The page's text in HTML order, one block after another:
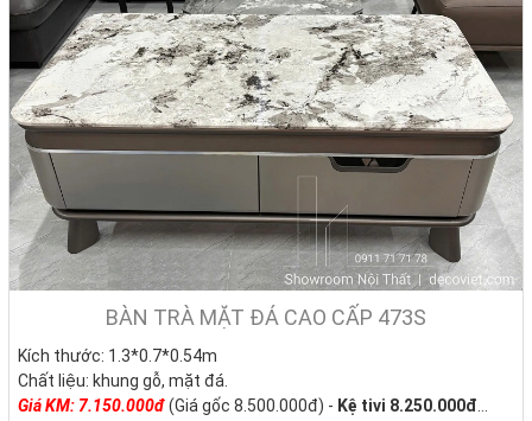
BÀN TRÀ MẶT ĐÁ CAO CẤP 473S
Kích thước: 1.3*0.7*0.54m
Chất liệu: khung gỗ, mặt đá.
Giá KM: 7.150.000đ(Giá gốc 8.500.000đ) - Kệ tivi 8.250.000đ